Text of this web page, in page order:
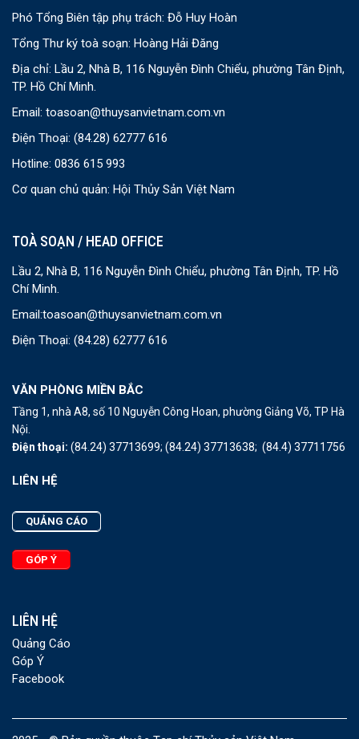
Phó Tổng Biên tập phụ trách: Đỗ Huy Hoàn
Tổng Thư ký toà soạn: Hoàng Hải Đăng
Địa chỉ: Lầu 2, Nhà B, 116 Nguyễn Đình Chiểu, phường Tân Định,
TP. Hồ Chí Minh.
Email: toasoan@thuysanvietnam.com.vn
Điện Thoại: (84.28) 62777 616
Hotline: 0836 615 993
Cơ quan chủ quản: Hội Thủy Sản Việt Nam
TOÀ SOẠN / HEAD OFFICE
Lầu 2, Nhà B, 116 Nguyễn Đình Chiểu, phường Tân Định, TP. Hồ
Chí Minh.
Email:toasoan@thuysanvietnam.com.vn
Điện Thoại: (84.28) 62777 616
VĂN PHÒNG MIỀN BẮC
Tầng 1, nhà A8, số 10 Nguyễn Công Hoan, phường Giảng Võ, TP Hà
Nội.
Điện thoại: (84.24) 37713699; (84.24) 37713638; (84.4) 37711756
LIÊN HỆ
QUẢNG CÁO
GÓP Ý
LIÊN HỆ
Quảng Cáo
Góp Ý
Facebook